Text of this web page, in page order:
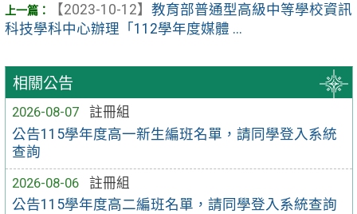
相關公告
2026-08-07
註冊組
公告115學年度高一新生編班名單，請同學登入系統
查詢
2026-08-06
註冊組
公告115學年度高二編班名單，請同學登入系統查詢
【2023-10-12】 教育部普通型高級中等學校資訊
科技學科中心辦理「112學年度媒體 ...